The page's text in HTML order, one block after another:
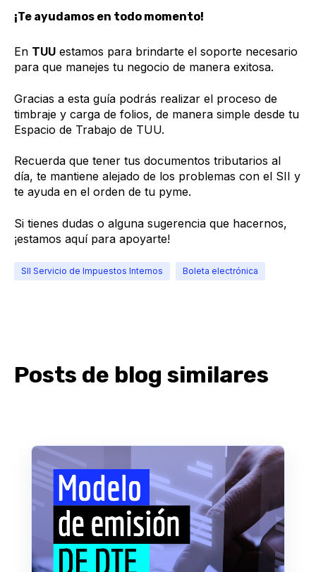
¡Te ayudamos en todo momento!
En TUU estamos para brindarte el soporte necesario
para que manejes tu negocio de manera exitosa.
Gracias a esta guía podrás realizar el proceso de
timbraje y carga de folios, de manera simple desde tu
Espacio de Trabajo de TUU.
Recuerda que tener tus documentos tributarios al
día, te mantiene alejado de los problemas con el SII y
te ayuda en el orden de tu pyme.
Si tienes dudas o alguna sugerencia que hacernos,
¡estamos aquí para apoyarte!
SII Servicio de Impuestos Internos Boleta electrónica
Posts de blog similares